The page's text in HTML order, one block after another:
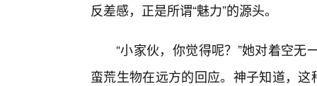
反差感，正是所谓“魅力”的源头。
“小家伙，你觉得呢？”她对着空
蛮荒生物在远方的回应。神子知道，